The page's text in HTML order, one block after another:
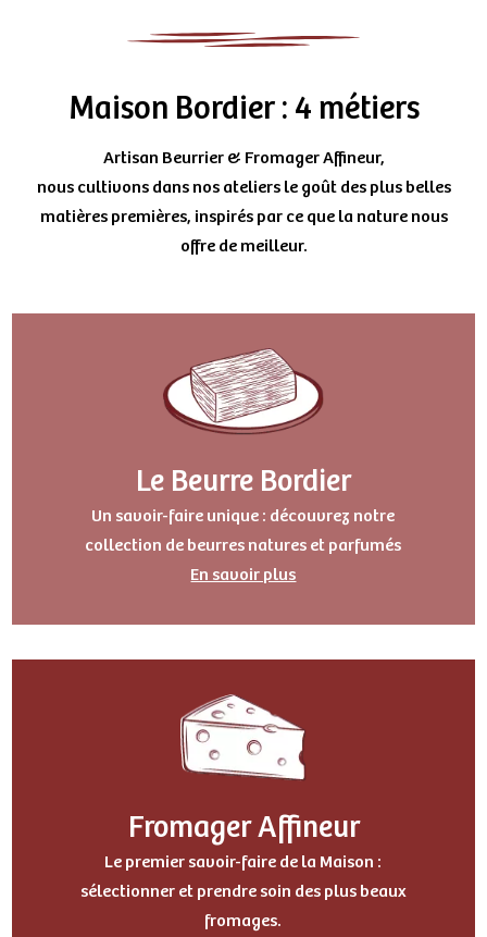
Maison Bordier : 4 métiers
Artisan Beurrier & Fromager Affineur,
nous cultivons dans nos ateliers le goût des plus belles
matières premières, inspirés par ce que la nature nous
offre de meilleur.
Le Beurre Bordier
Un savoir-faire unique : découvrez notre
collection de beurres natures et parfumés
En savoir plus
Fromager Affineur
Le premier savoir-faire de la Maison :
sélectionner et prendre soin des plus beaux
fromages.